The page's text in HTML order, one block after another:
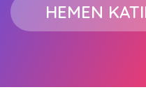
HEMEN